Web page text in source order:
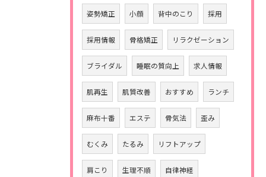
姿勢矯正 小顔 背中のこり 採用
採用情報 骨格矯正 リラクゼーション
ブライダル 睡眠の質向上 求人情報
肌再生 肌質改善 おすすめ ランチ
麻布十番 エステ 骨気法 歪み
むくみ たるみ リフトアップ
肩こり 生理不順 自律神経